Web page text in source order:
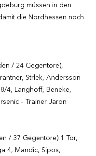
müssen in den
die Nordhessen noch
/ 24 Gegentore),
Strlek, Andersson
4, Langhoff, Beneke,
– Trainer Jaron
/ 37 Gegentore) 1 Tor,
4, Mandic, Sipos,